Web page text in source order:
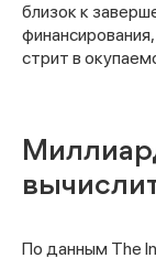
близок к
стрит в
По данным The